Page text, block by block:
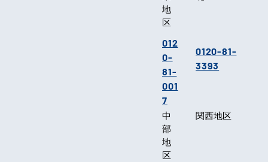
地
区
012
0-
81-
001
7
0120-81-
3393
中
部
地
区
関西地区